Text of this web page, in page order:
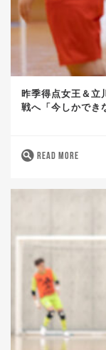
昨季得点女王＆立
戦へ「今しかでき
READ MORE